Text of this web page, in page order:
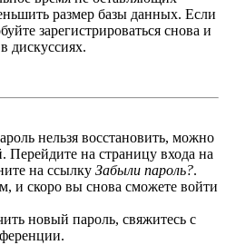
размер базы данных. Если
зарегистрироваться снова и
дискуссиях.
нельзя восстановить, можно
Перейдите на страницу входа на
на ссылку Забыли пароль?.
и скоро вы снова сможете войти
новый пароль, свяжитесь с